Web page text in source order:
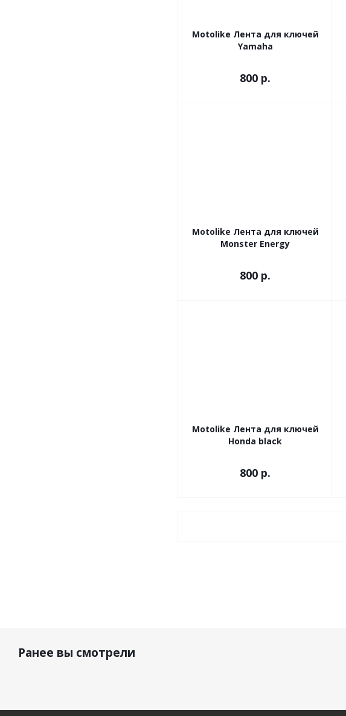
Motolike Лента для ключей
Yamaha
800 р.
Motolike Лента для ключей
Monster Energy
800 р.
Motolike Лента для ключей
Honda black
800 р.
Ранее вы смотрели